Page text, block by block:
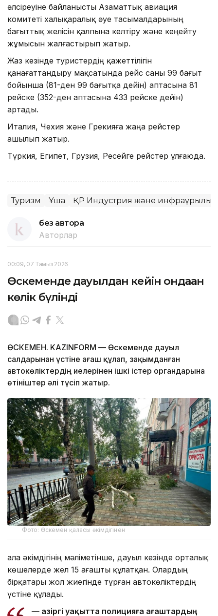
әлсіреуіне байланысты Азаматтық авиация
комитеті халықаралық әуе тасымалдарының
бағыттық желісін қалпына келтіру және кеңейту
жұмысын жалғастырып жатыр.
Жаз кезінде туристердің қажеттілігін
қанағаттандыру мақсатында рейс саны 99 бағыт
бойынша (81-ден 99 бағытқа дейін) аптасына 81
рейске (352-ден аптасына 433 рейске дейін)
артады.
Италия, Чехия және Грекияға жаңа рейстер
ашылып жатыр.
Түркия, Египет, Грузия, Ресейге рейстер ұлғаюда.
Туризм Ұшақ ҚР Индустрия және
без автора
Авторлар
00:09, 07 Тамыз 2026
Өскеменде дауылдан кейін ондаған
көлік бүлінді
ӨСКЕМЕН. KAZINFORM — Өскеменде дауыл
салдарынан үстіне ағаш құлап, зақымданған
автокөліктердің иелерінен ішкі істер органдарына
өтініштер әлі түсіп жатыр.
Фото: Өскемен қаласы әкімдігінен
Қала әкімдігінің мәліметінше, дауыл кезінде орталық
көшелерде жел 15 ағашты құлатқан. Олардың
бірқатары жол жиегінде тұрған автокөліктердің
үстіне құлады.
— Қазіргі уақытта полицияға ағаштардың